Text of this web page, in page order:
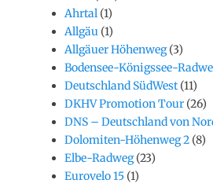
Ahrtal (1)
Allgäu (1)
Allgäuer Höhenweg(3)
Bodensee-Königssee-
Deutschland SüdWest(11)
DKHV Promotion Tour (26)
DNS – Deutschland von
Dolomiten-Höhenweg 2 (8)
Elbe-Radweg(23)
Eurovelo 15 (1)